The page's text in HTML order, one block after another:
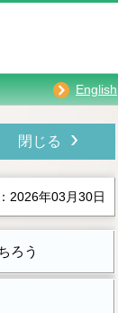
English
閉じる ›
2026年03月30日
ろう